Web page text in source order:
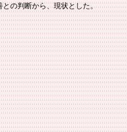
の判断から、現状とした。